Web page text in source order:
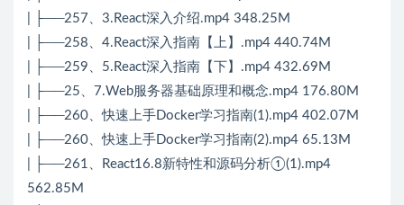
| ├──257、3.React深入介绍.mp4 348.25M
| ├──258、4.React深入指南【上】.mp4 440.74M
| ├──259、5.React深入指南【下】.mp4 432.69M
| ├──25、7.Web服务器基础原理和概念.mp4 176.80M
| ├──260、快速上手Docker学习指南(1).mp4 402.07M
| ├──260、快速上手Docker学习指南(2).mp4 65.13M
| ├──261、React16.8新特性和源码分析①(1).mp4
562.85M